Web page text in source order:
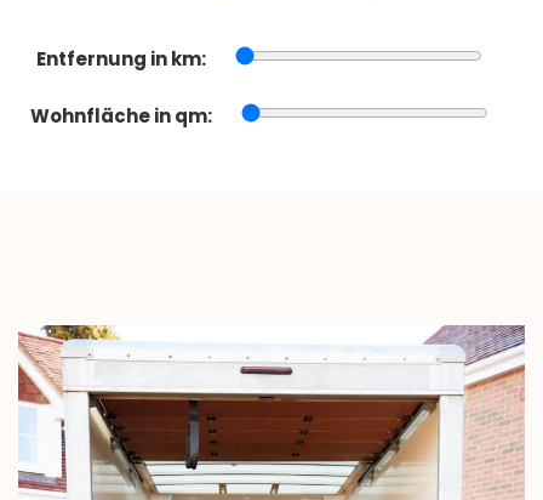
Entfernung in km:
Wohnfläche in qm: